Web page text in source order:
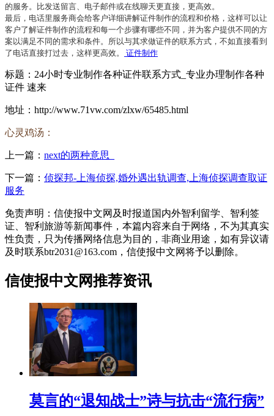
的服务。比发送留言、电子邮件或在线聊天更直接，更高效。
最后，电话里服务商会给客户详细讲解证件制作的流程和价格，这样可以让
客户了解证件制作的流程和每一个步骤有哪些不同，并为客户提供不同的方
案以满足不同的需求和条件。所以与其求做证件的联系方式，不如直接看到
了电话直接打过去，这样更高效。
证件制作
标题：24小时专业制作各种证件联系方式_专业办理制作各种
证件 速来
地址：http://www.71vw.com/zlxw/65485.html
心灵鸡汤：
上一篇： next的两种意思_
下一篇： 侦探邦-上海侦探,婚外遇出轨调查,上海侦探调查取证
服务
免责声明：信使报中文网及时报道国内外智利留学、智利签
证、智利旅游等新闻事件，本篇内容来自于网络，不为其真实
性负责，只为传播网络信息为目的，非商业用途，如有异议请
及时联系btr2031@163.com，信使报中文网将予以删除。
信使报中文网推荐资讯
莫言的“退知战士”诗与抗击“流行病”